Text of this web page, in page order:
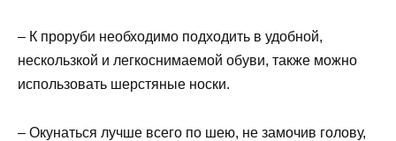
– К проруби необходимо подходить в удобной,
нескользкой и легкоснимаемой обуви, также можно
использовать шерстяные носки.
– Окунаться лучше всего по шею, не замочив голову,